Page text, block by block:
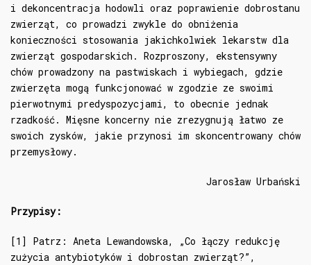
i dekoncentracja hodowli oraz poprawienie dobrostanu
zwierząt, co prowadzi zwykle do obniżenia
konieczności stosowania jakichkolwiek lekarstw dla
zwierząt gospodarskich. Rozproszony, ekstensywny
chów prowadzony na pastwiskach i wybiegach, gdzie
zwierzęta mogą funkcjonować w zgodzie ze swoimi
pierwotnymi predyspozycjami, to obecnie jednak
rzadkość. Mięsne koncerny nie zrezygnują łatwo ze
swoich zysków, jakie przynosi im skoncentrowany chów
przemysłowy.
Jarosław Urbański
Przypisy:
[1] Patrz: Aneta Lewandowska, „Co łączy redukcję
zużycia antybiotyków i dobrostan zwierząt?”,